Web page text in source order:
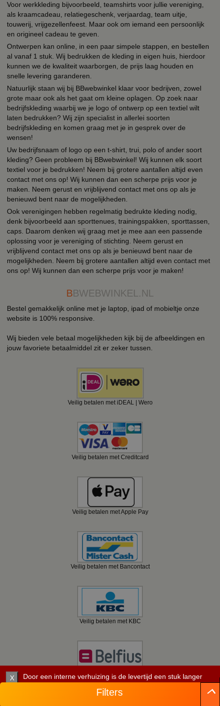
Voor werkkleding bijvoorbeeld, teamshirts voor jullie vereniging,
als kraamcadeau, relatiegeschenk, verjaardag, team uitje,
touwerij, vrijgezellenfeest. Maar ook om iemand een persoonlijk
en origineel cadeau te geven.
Ontwerpen kan online, in een paar simpele stappen, en bestellen
al vanaf 1 stuk. Wij bedrukken de kleding in eigen huis, hierdoor
kunnen we de kwaliteit waarborgen, de prijs laag houden en
snelle levering garanderen.
Natuurlijk staan wij bij BBwebwinkel klaar voor bedrijven, zowel
grote maar ook als het gaat om kleine oplagen. Op zoek naar
bedrijfskleding waarbij we je logo of ontwerp op een textiel wilt
laten bedrukken? Wij zijn specialist in allerlei soorten
bedrijfskleding en komen graag met je in gesprek over de
wensen!
Uw bedrijfsnaam of logo op een t-shirt, trui, polo of ander soort
kleding? Geen probleem bij BBwebwinkel! Wij kunnen elk soort
textiel voor je bedrukken! Neem bij grotere aantallen altijd even
contact met ons op! Wij kunnen dan een scherpe prijs voor je
maken. Neem gerust en vrijblijvend contact met ons op als je
benieuwd bent naar de mogelijkheden.
Ook verenigingen hebben regelmatig bedrukte kleding nodig,
denk bijvoorbeeld aan sporttenues, trainingspakken, sporttassen,
caps. Daarom denken wij graag met je mee aan een passende
oplossing voor je vereniging of stichting. Neem gerust en
vrijblijvend contact met ons op als je benieuwd bent naar de
mogelijkheden. Neem bij grotere aantallen altijd even contact met
ons op! Wij kunnen dan een scherpe prijs voor je maken!
BBWEBWINKEL.NL
Bestel gemakkelijk online met je laptop, ipad of mobieltje onze
website is 100% responsive.
Wij bieden vele betaal mogelijkheden kijk bij de afbeeldingen en
jouw favoriete betaalmiddel zit er zeker tussen.
Veilig betalen met iDEAL | Wero
Veilig betalen met Creditcard
Veilig betalen met Apple Pay
Veilig betalen met Bancontact
Veilig betalen met KBC
Veilig betalen met Belfius
X
Door een interne verhuizing is de levertijd een stuk langer
Filters